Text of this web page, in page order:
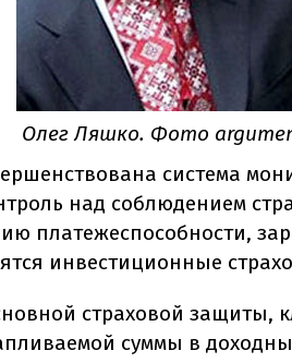
Олег Ляшко. Фото
система
над соблюдением
платежеспособности,
инвестиционные
страховой защиты,
суммы в